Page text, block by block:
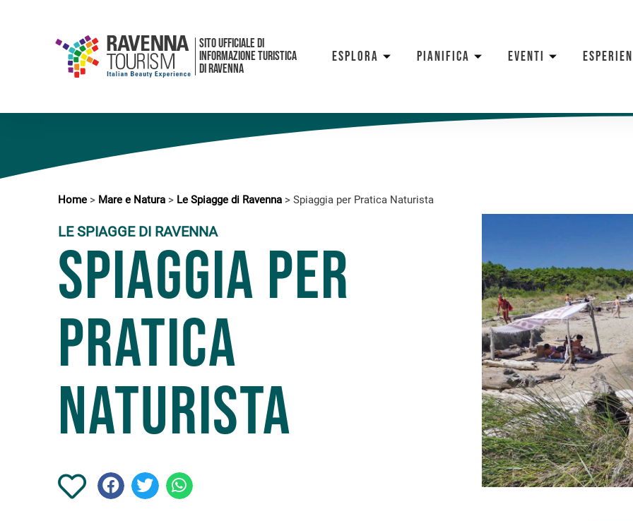
SITO UFFICIALE DI
INFORMAZIONE TURISTICA
DI RAVENNA
ESPLORA PIANIFICA EVENTI
Home > Mare e Natura > Le Spiagge di Ravenna > Spiaggia per Pratica Naturista
LE SPIAGGE DI RAVENNA
Spiaggia per
Pratica
Naturista